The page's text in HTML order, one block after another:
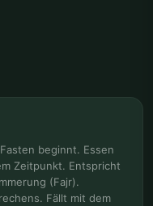
beginnt. Essen
Zeitpunkt. Entspricht
(Fajr).
Fällt mit dem